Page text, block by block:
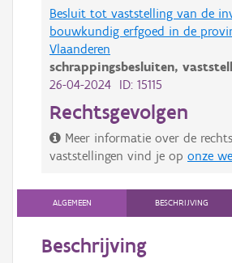
Besluit tot vaststelling van de
bouwkundig erfgoed in de
Vlaanderen
schrappingsbesluiten,
26-04-2024 ID: 15115
Rechtsgevolgen
Meer informatie over de
vaststellingen vind je op onze
ALGEMEEN BESCHRIJVING
Beschrijving